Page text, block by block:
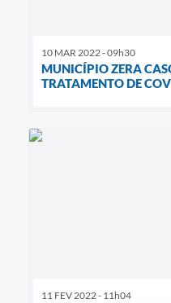
10 MAR 2022 - 09h30
MUNICÍPIO ZERA
TRATAMENTO DE
11 FEV 2022 - 11h04